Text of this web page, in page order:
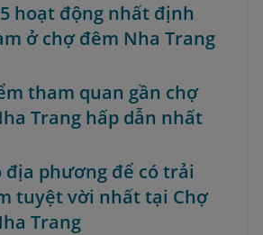
5 hoạt động nhất định
ở chợ đêm Nha Trang
tham quan gần chợ
Trang hấp dẫn nhất
địa phương để có trải
tuyệt vời nhất tại Chợ
Trang